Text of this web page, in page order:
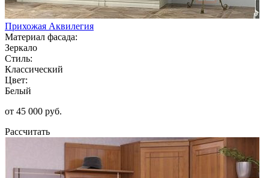
Прихожая Аквилегия
Материал фасада:
Зеркало
Стиль:
Классический
Цвет:
Белый
от 45 000 руб.
Рассчитать